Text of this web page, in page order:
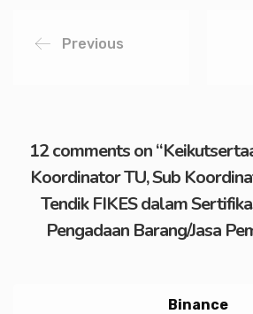
Previous
12 comments on “
Koordinator TU, Sub
Tendik FIKES dalam
Pengadaan Barang/Jasa
Binance